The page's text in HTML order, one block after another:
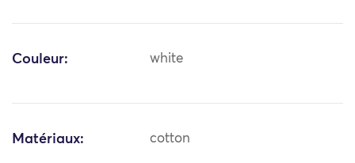
Couleur: white
Matériaux: cotton